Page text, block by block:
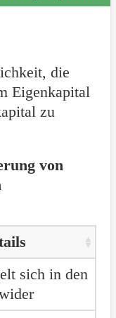
die
Eigenkapital
zu
von
sich in den